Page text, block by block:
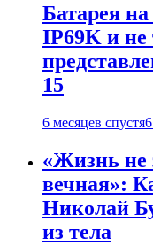
Батарея
IP69K и не
15
6 месяцев спустя
«Жизнь не
вечная»:
Николай
из тела